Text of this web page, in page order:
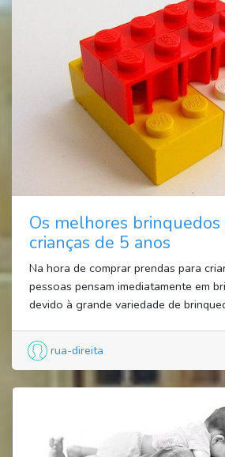
Os melhores brinquedos
crianças de 5 anos
Na hora de comprar prendas para
pessoas pensam imediatamente em
devido à grande variedade de
rua-direita